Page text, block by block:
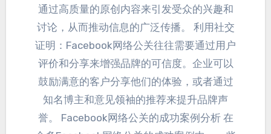
通过高质量的原创内容来引发受众的兴趣和
讨论 ， 从而推动信息的广泛传播。 利用社交
证明 ： Facebook网络公关往往需要通过用户
评价和分享来增强品牌的可信度。 企业可以
鼓励满意的客户分享他们的体验 ， 或者通过
知名博主和意见领袖的推荐来提升品牌声
誉。 Facebook网络公关的成功案例分析 在